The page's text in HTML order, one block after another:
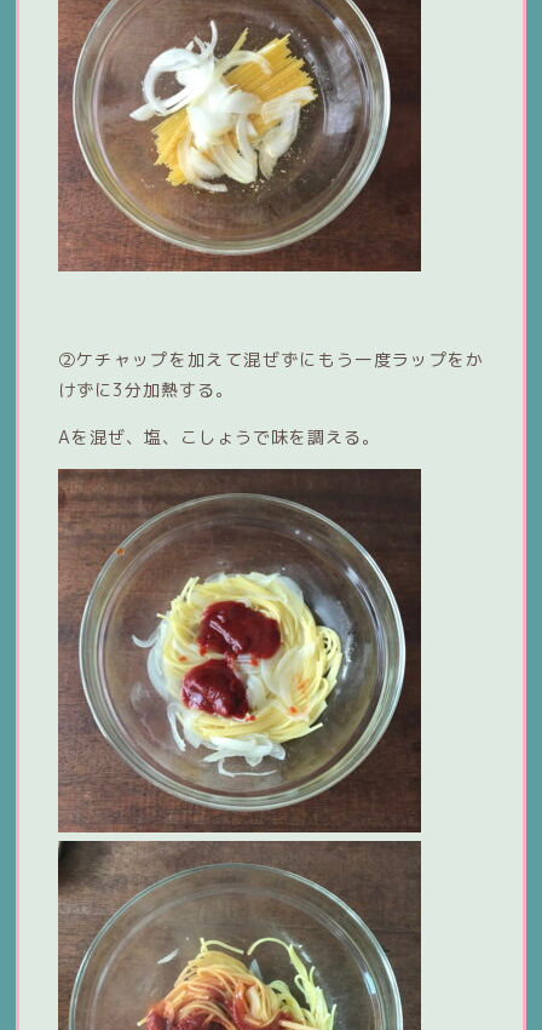
②ケチャップを加えて混ぜずにもう一度ラップをか
けずに3分加熱する。
Aを混ぜ、塩、こしょうで味を調える。